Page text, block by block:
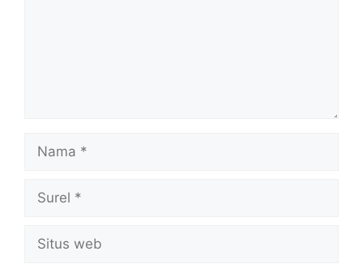
Nama
Surel
Situs
web